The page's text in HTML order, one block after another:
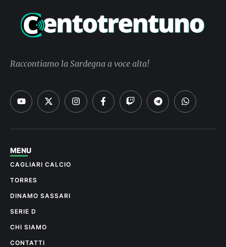
Raccontiamo la Sardegna a voce alta!
MENU
CAGLIARI CALCIO
TORRES
DINAMO SASSARI
SERIE D
CHI SIAMO
CONTATTI